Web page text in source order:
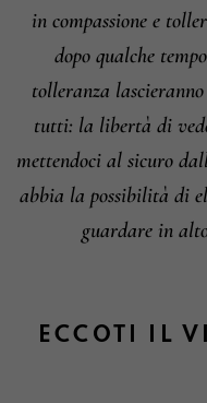
in compassione e
dopo qualche
tolleranza
tutti: la libertà di
mettendoci al sicuro
abbia la possibilità di
guardare in
ECCOTI IL